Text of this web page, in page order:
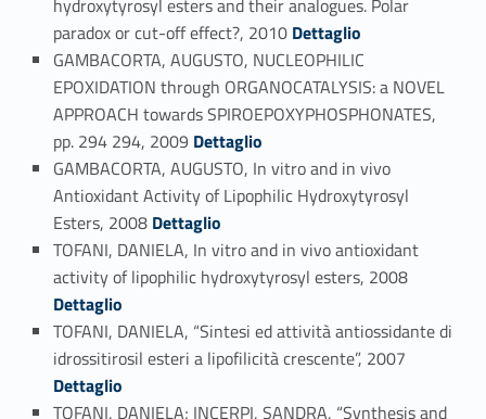
hydroxytyrosyl esters and their analogues. Polar
paradox or cut-off effect?, 2010 Link identifier #identifier_person_194892-64
Dettaglio
GAMBACORTA, AUGUSTO, NUCLEOPHILIC
EPOXIDATION through ORGANOCATALYSIS: a NOVEL
APPROACH towards SPIROEPOXYPHOSPHONATES,
pp. 294 294, 2009 Link identifier #identifier_person_117231-65
Dettaglio
GAMBACORTA, AUGUSTO, In vitro and in vivo
Antioxidant Activity of Lipophilic Hydroxytyrosyl
Esters, 2008 Link identifier #identifier_person_189942-66
Dettaglio
TOFANI, DANIELA, In vitro and in vivo antioxidant
activity of lipophilic hydroxytyrosyl esters, 2008Link identifier #identifier_person_28831-67
Dettaglio
TOFANI, DANIELA, “Sintesi ed attività antiossidante di
idrossitirosil esteri a lipofilicità crescente”, 2007
Dettaglio
TOFANI, DANIELA; INCERPI, SANDRA, “Synthesis and